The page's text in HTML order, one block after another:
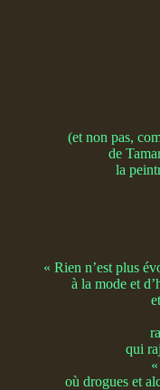
(et non pas,
de
la
« Rien n’est plus
à la mode et
qui
où drogues et